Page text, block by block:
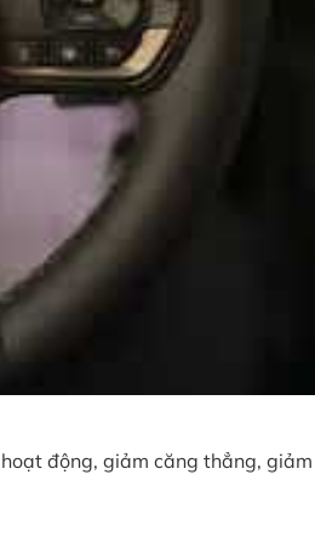
động, giảm căng thẳng,